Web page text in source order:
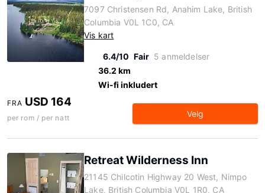
7097 Christensen Rd, Anahim Lake, British
Columbia V0L 1C0, CA
Vis kart
6.4/10 Fair 5 anmeldelser
36.2 km
Wi-fi inkludert
FRA USD 164
per rom / per natt Velg
Retreat Wilderness Inn
21145 Chilcotin Highway 20 West, Nimpo
Lake, British Columbia V0L 1R0, CA